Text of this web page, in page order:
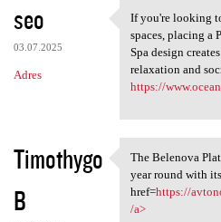
seo
03.07.2025
Adres
If you're
If you're looking
spaces, placing a
Spa design
relaxation and
https://
Timothygo
B
The Belenova
The Belenova
year round with
href=https://
/a>